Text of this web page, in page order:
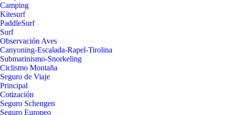
Camping
Kitesurf
PaddleSurf
Surf
Observación Aves
Canyoning-Escalada-Rapel-Tirolina
Submarinismo-Snorkeling
Ciclismo Montaña
Seguro de Viaje
Principal
Cotización
Seguro Schengen
Seguro Europeo